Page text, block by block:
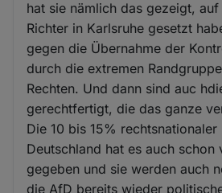
hat sie nämlich das gezeigt,
Richter in Karlsruhe gesetzt
gegen die Übernahme der
durch die extremen
Rechten. Und dann sind auc
gerechtfertigt, die das ganze
Die 10 bis 15% rechtsnationaler
Deutschland hat es auch schon
gegeben und sie werden auch
die AfD bereits wieder